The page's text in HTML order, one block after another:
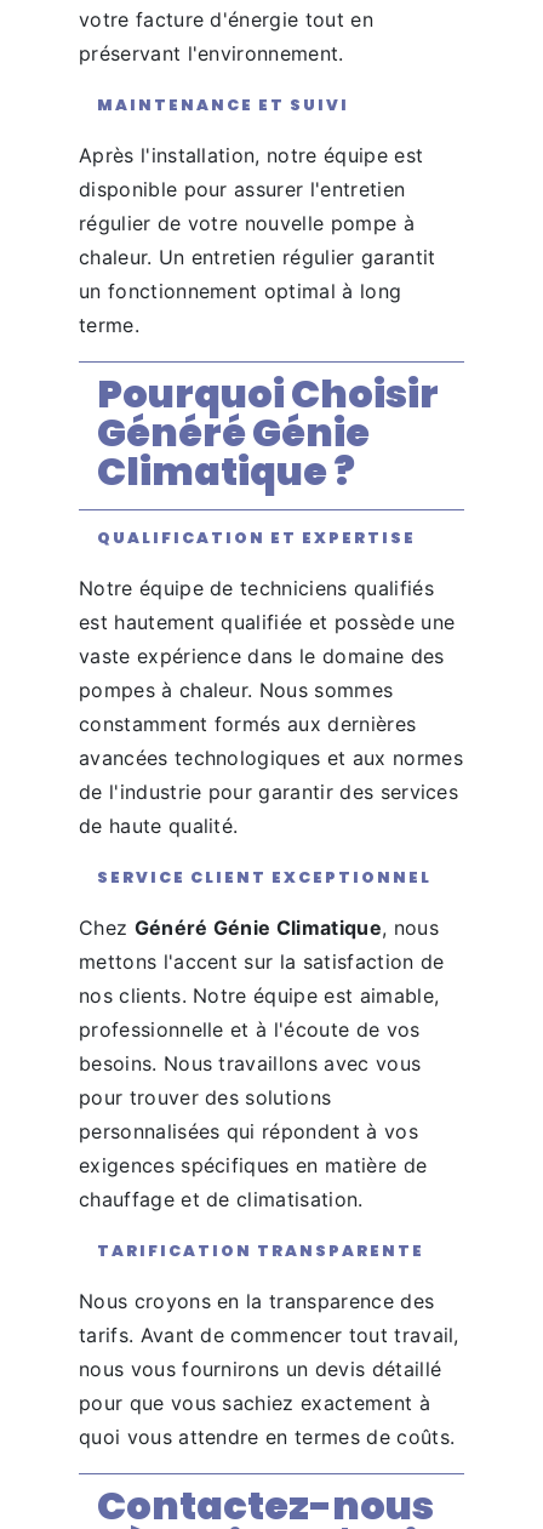
votre facture d'énergie tout en
préservant l'environnement.
MAINTENANCE ET SUIVI
Après l'installation, notre équipe est
disponible pour assurer l'entretien
régulier de votre nouvelle pompe à
chaleur. Un entretien régulier garantit
un fonctionnement optimal à long
terme.
Pourquoi Choisir
Généré Génie
Climatique ?
QUALIFICATION ET EXPERTISE
Notre équipe de techniciens qualifiés
est hautement qualifiée et possède une
vaste expérience dans le domaine des
pompes à chaleur. Nous sommes
constamment formés aux dernières
avancées technologiques et aux normes
de l'industrie pour garantir des services
de haute qualité.
SERVICE CLIENT EXCEPTIONNEL
Chez Généré Génie Climatique, nous
mettons l'accent sur la satisfaction de
nos clients. Notre équipe est aimable,
professionnelle et à l'écoute de vos
besoins. Nous travaillons avec vous
pour trouver des solutions
personnalisées qui répondent à vos
exigences spécifiques en matière de
chauffage et de climatisation.
TARIFICATION TRANSPARENTE
Nous croyons en la transparence des
tarifs. Avant de commencer tout travail,
nous vous fournirons un devis détaillé
pour que vous sachiez exactement à
quoi vous attendre en termes de coûts.
Contactez-nous